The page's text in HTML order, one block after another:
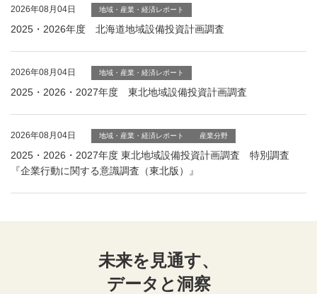
2026年08月04日 地域・産業・経済レポート
2025・2026年度 北海道地域設備投資計画調査
2026年08月04日 地域・産業・経済レポート
2025・2026・2027年度 東北地域設備投資計画調査
2026年08月04日 地域・産業・経済レポート 産業分野
2025・2026・2027年度 東北地域設備投資計画調査 特別調査
『企業行動に関する意識調査（東北版）』
未来を見通す、
データと洞察